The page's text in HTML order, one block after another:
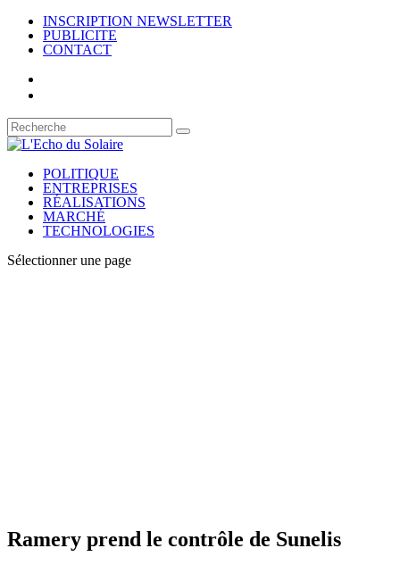
INSCRIPTION NEWSLETTER
PUBLICITE
CONTACT
POLITIQUE
ENTREPRISES
RÉALISATIONS
MARCHÉ
TECHNOLOGIES
Sélectionner une page
Ramery prend le contrôle de Sunelis